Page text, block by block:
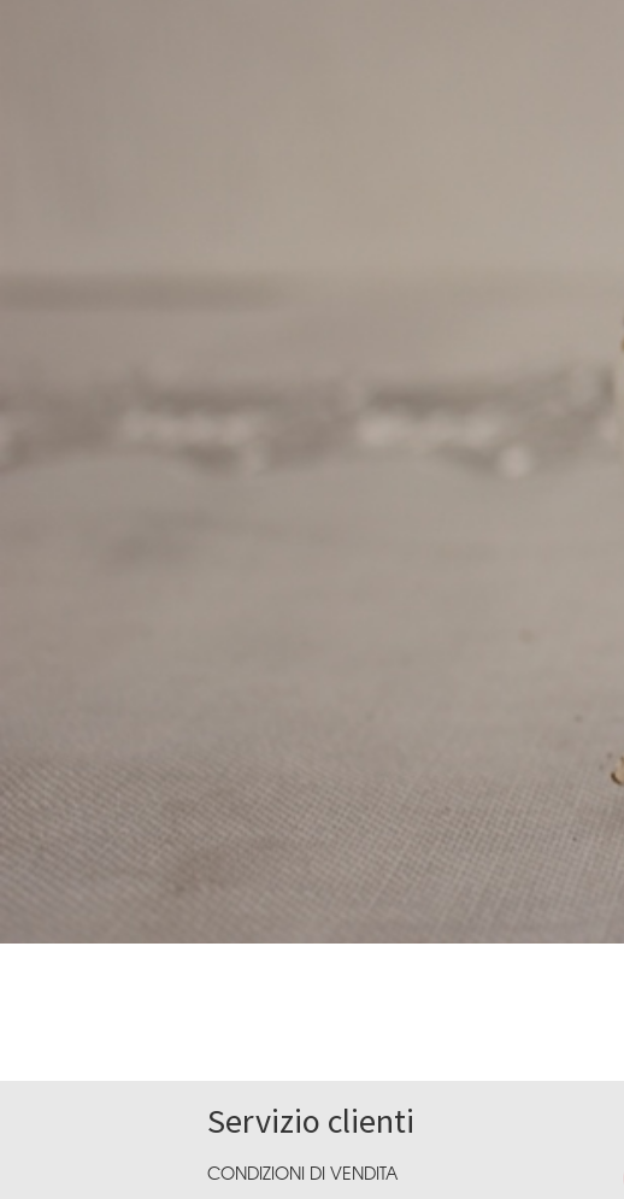
Servizio clienti
CONDIZIONI DI VENDITA